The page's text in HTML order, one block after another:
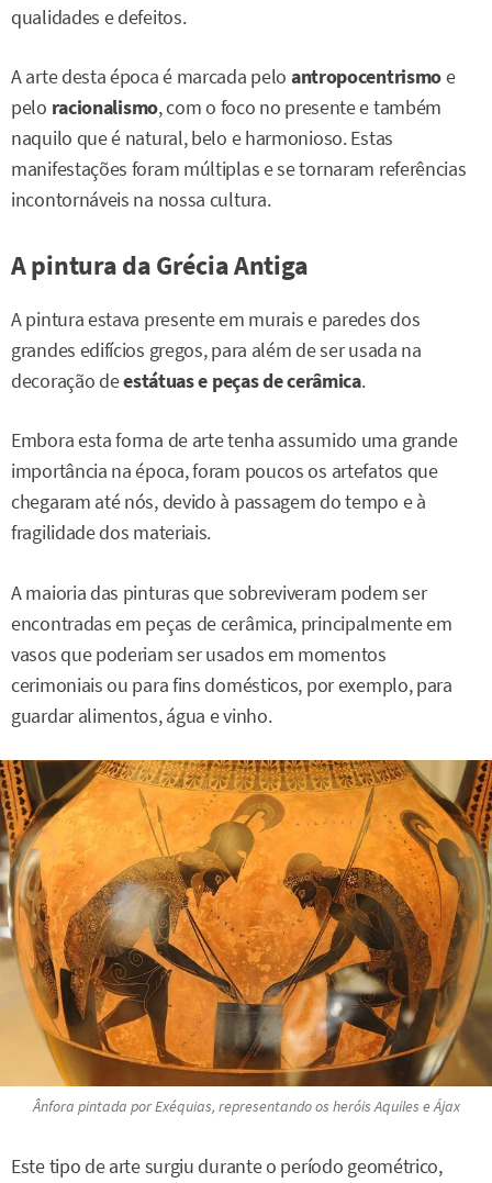
qualidades e defeitos.
A arte desta época é marcada pelo antropocentrismoe
pelo racionalismo, com o foco no presente e também
naquilo que é natural, belo e harmonioso. Estas
manifestações foram múltiplas e se tornaram referências
incontornáveis na nossa cultura.
A pintura da Grécia Antiga
A pintura estava presente em murais e paredes dos
grandes edifícios gregos, para além de ser usada na
decoração deestátuas e peças de cerâmica.
Embora esta forma de arte tenha assumido uma grande
importância na época, foram poucos os artefatos que
chegaram até nós, devido à passagem do tempo e à
fragilidade dos materiais.
A maioria das pinturas que sobreviveram podem ser
encontradas em peças de cerâmica, principalmente em
vasos que poderiam ser usados em momentos
cerimoniais ou para fins domésticos, por exemplo, para
guardar alimentos, água e vinho.
Ânfora pintada por Exéquias, representando os heróis Aquiles e Ájax
Este tipo de arte surgiu durante o período geométrico,